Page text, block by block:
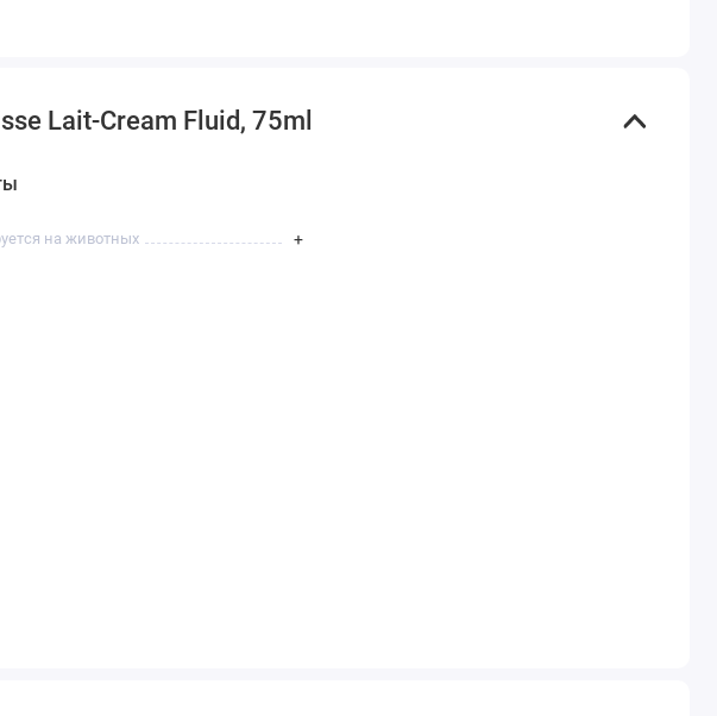
Lait-Cream Fluid, 75ml
на животных +